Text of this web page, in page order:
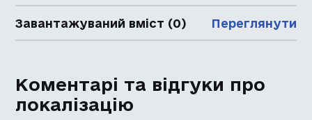
Завантажуваний вміст (0) Переглянути
Коментарі та відгуки про
локалізацію